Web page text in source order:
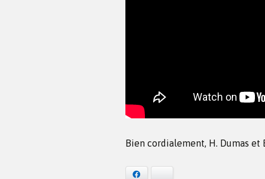
Bien cordialement, H. Dumas et